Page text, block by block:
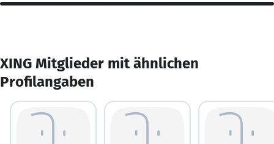
XING Mitglieder mit ähnlichen
Profilangaben